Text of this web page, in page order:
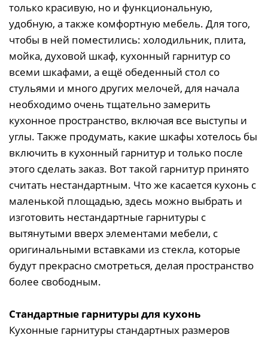
только красивую, но и функциональную,
удобную, а также комфортную мебель. Для того,
чтобы в ней поместились: холодильник, плита,
мойка, духовой шкаф, кухонный гарнитур со
всеми шкафами, а ещё обеденный стол со
стульями и много других мелочей, для начала
необходимо очень тщательно замерить
кухонное пространство, включая все выступы и
углы. Также продумать, какие шкафы хотелось бы
включить в кухонный гарнитур и только после
этого сделать заказ. Вот такой гарнитур принято
считать нестандартным. Что же касается кухонь с
маленькой площадью, здесь можно выбрать и
изготовить нестандартные гарнитуры с
вытянутыми вверх элементами мебели, с
оригинальными вставками из стекла, которые
будут прекрасно смотреться, делая пространство
более свободным.
Стандартные гарнитуры для кухонь
Кухонные гарнитуры стандартных размеров